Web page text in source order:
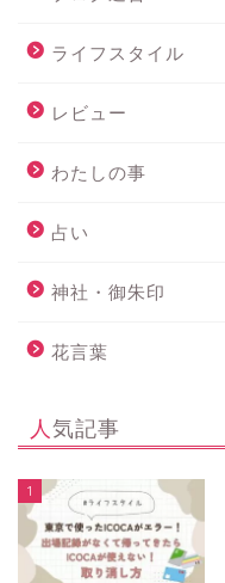
ライフスタイル
レビュー
わたしの事
占い
神社・御朱印
花言葉
人気記事
1